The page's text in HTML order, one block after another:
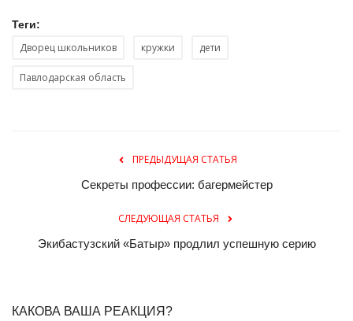
Теги:
Дворец школьников кружки дети
Павлодарская область
ПРЕДЫДУЩАЯ СТАТЬЯ
Секреты профессии: багермейстер
СЛЕДУЮЩАЯ СТАТЬЯ
Экибастузский «Батыр» продлил успешную серию
КАКОВА ВАША РЕАКЦИЯ?